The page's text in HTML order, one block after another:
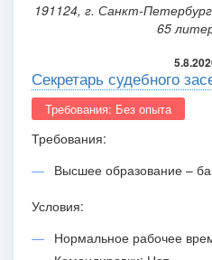
191124, г. Санкт-Петербург, пр-кт. Суворовский, д.
65
Секретарь судебного
Требования: Без опыта
Требования:
Высшее образование –
Условия:
Нормальное рабочее